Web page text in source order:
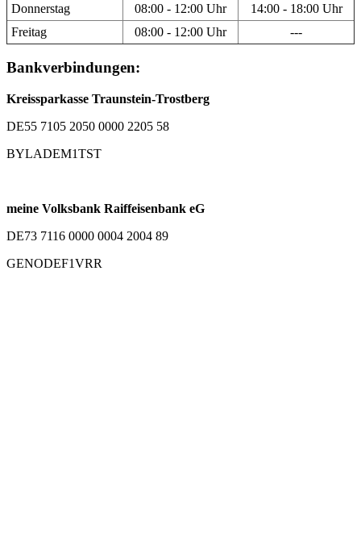
Donnerstag 08:00 - 12:00 Uhr
14:00 - 18:00 Uhr
Freitag
08:00 - 12:00 Uhr ---
Bankverbindungen:
Kreissparkasse Traunstein-Trostberg
DE55 7105 2050 0000 2205 58
BYLADEM1TST
meine Volksbank Raiffeisenbank eG
DE73 7116 0000 0004 2004 89
GENODEF1VRR